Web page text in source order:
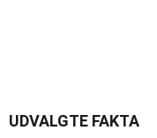
UDVALGTE FAKTA